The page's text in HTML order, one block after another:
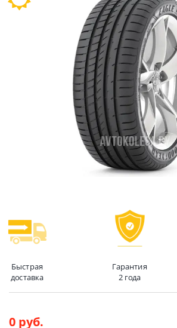
Быстрая
доставка
Гарантия
2 года
0 руб.